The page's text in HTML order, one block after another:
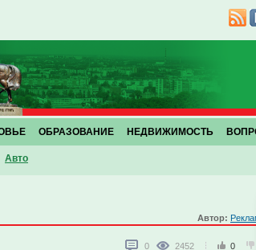
Авто
ОБРАЗОВАНИЕ НЕДВИЖИМОСТЬ
Автор:
0 2452 0